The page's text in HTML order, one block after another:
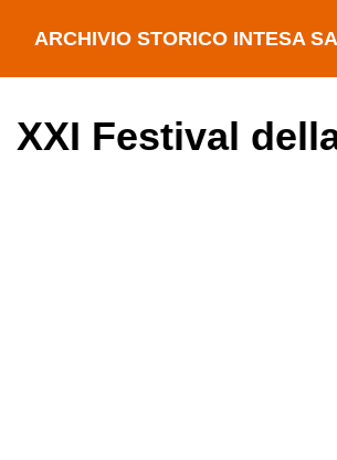
ARCHIVIO STORICO INTESA
XXI Festival